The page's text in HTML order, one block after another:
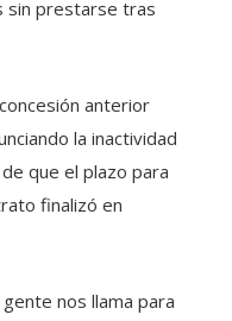
sin prestarse tras
anterior
la inactividad
que el plazo para
finalizó en
nos llama para